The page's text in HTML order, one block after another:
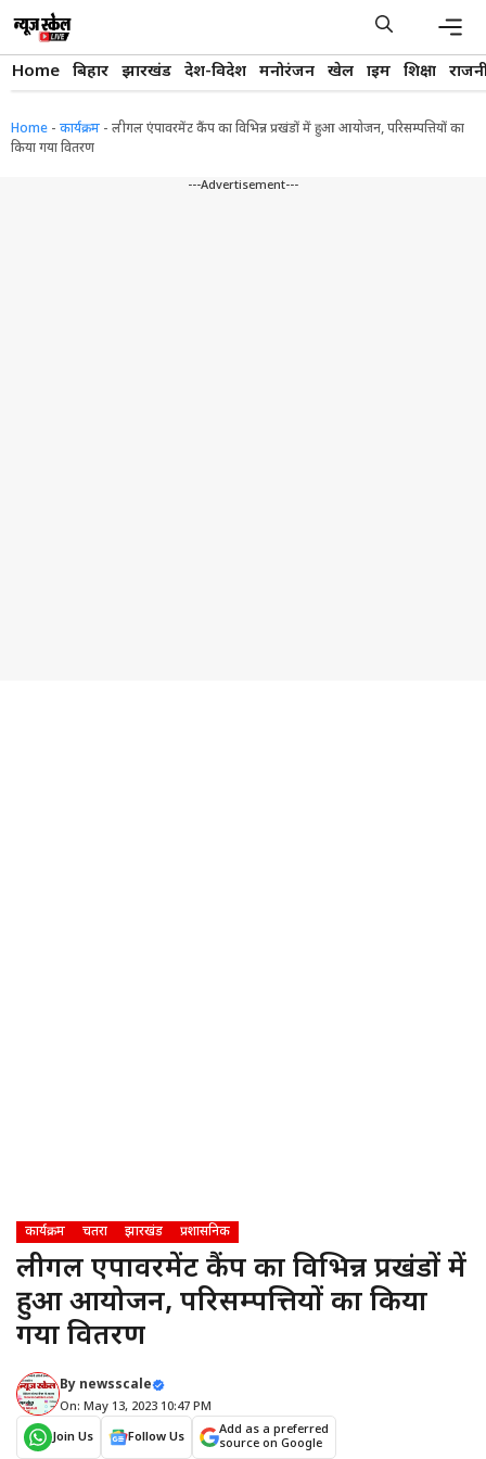
content
Home बिहार झारखंड देश-विदेश मनोरंजन खेल क्राइम शिक्षा
Home - कार्यक्रम - लीगल एंपावरमेंट कैंप का विभिन्न प्रखंडों में हुआ आयोजन, परिसम्पत्तियों का
किया गया वितरण
---Advertisement---
कार्यक्रम चतरा झारखंड प्रशासनिक
लीगल एंपावरमेंट कैंप का विभिन्न प्रखंडों में
हुआ आयोजन, परिसम्पत्तियों का किया
गया वितरण
By newsscale
On: May 13, 2023 10:47 PM
Join Us
Follow Us
Add as a preferred
source on Google